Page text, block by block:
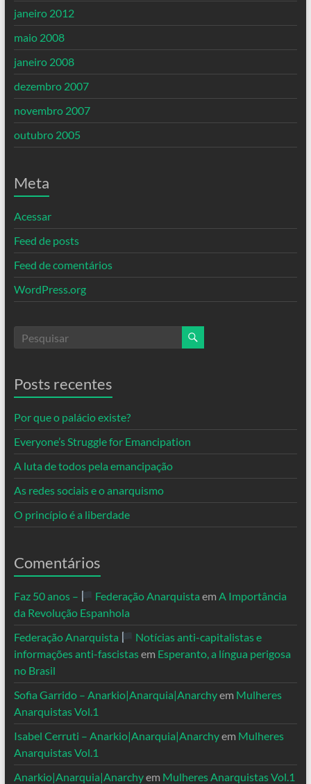
janeiro 2012
maio 2008
janeiro 2008
dezembro 2007
novembro 2007
outubro 2005
Meta
Acessar
Feed de posts
Feed de comentários
WordPress.org
Posts recentes
Por que o palácio existe?
Everyone’s Struggle for Emancipation
A luta de todos pela emancipação
As redes sociais e o anarquismo
O princípio é a liberdade
Comentários
Faz 50 anos – Federação Anarquista em A Importância
da Revolução Espanhola
Federação Anarquista
Notícias anti-capitalistas e
informações anti-fascistasem Esperanto, a língua perigosa
no Brasil
Sofia Garrido – Anarkio|Anarquia|Anarchyem Mulheres
Anarquistas Vol.1
Isabel Cerruti – Anarkio|Anarquia|Anarchyem Mulheres
Anarquistas Vol.1
Anarkio|Anarquia|Anarchyem Mulheres Anarquistas Vol.1